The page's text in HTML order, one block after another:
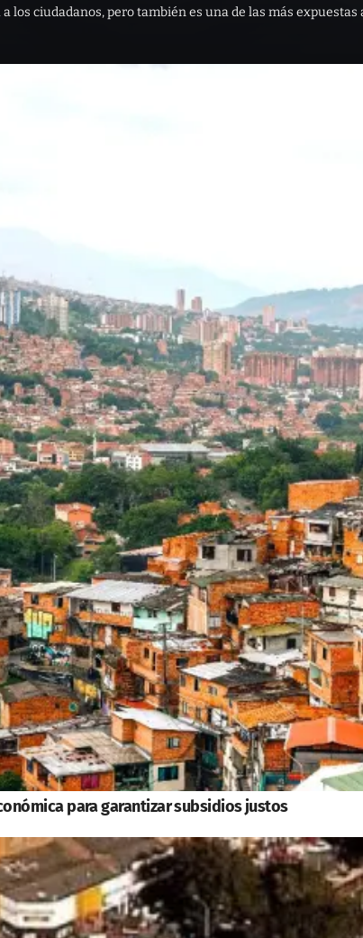
los ciudadanos, pero también es una de las más
para garantizar subsidios justos